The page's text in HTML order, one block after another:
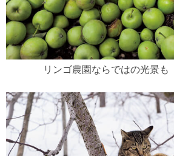
リンゴ農園ならではの光景も